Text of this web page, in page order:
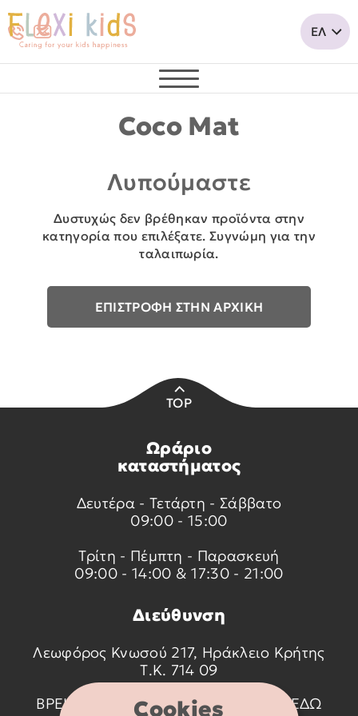
Cookies
Coco Mat
Λυπούμαστε
Δυστυχώς δεν βρέθηκαν προϊόντα στην
κατηγορία που επιλέξατε. Συγνώμη για την
ταλαιπωρία.
ΕΠΙΣΤΡΟΦΗ ΣΤΗΝ ΑΡΧΙΚΗ
TOP
Ωράριο
καταστήματος
Δευτέρα - Τετάρτη - Σάββατο
09:00 - 15:00
Τρίτη - Πέμπτη - Παρασκευή
09:00 - 14:00 & 17:30 - 21:00
Διεύθυνση
Λεωφόρος Κνωσού 217, Ηράκλειο Κρήτης
Τ.Κ. 714 09
ΒΡΕΙΤΕ ΜΑΣ ΣΤΟ ΧΑΡΤΗ ΠΑΤΩΝΤΑΣ
ΕΔΩ